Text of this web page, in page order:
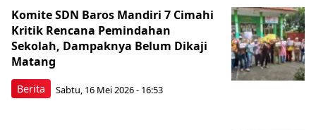
Berita
Komite SDN Baros Mandiri 7 Cimahi
Kritik Rencana Pemindahan
Sekolah, Dampaknya Belum Dikaji
Matang
Sabtu, 16 Mei 2026 - 16:53